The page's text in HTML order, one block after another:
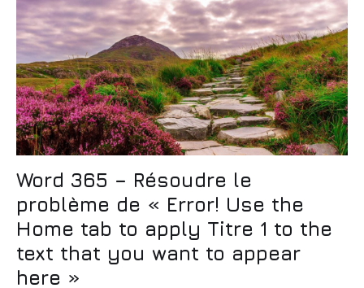
Word 365 – Résoudre le
problème de « Error! Use the
Home tab to apply Titre 1 to the
text that you want to appear
here »